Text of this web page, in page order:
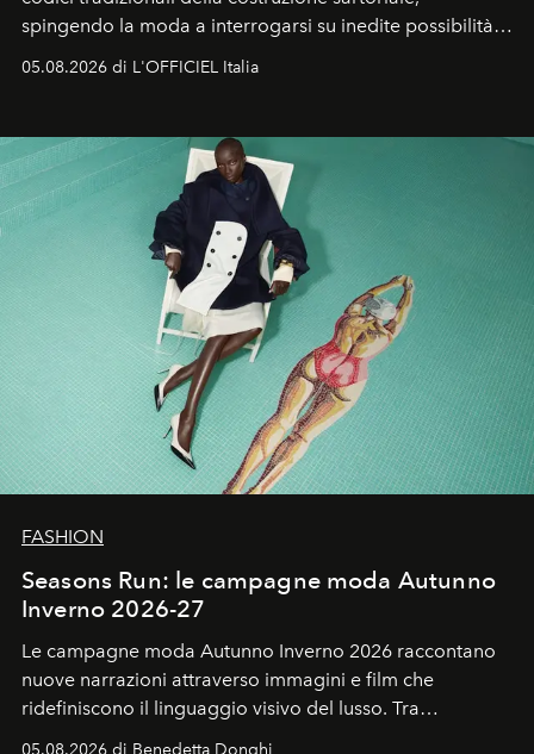
spingendo la moda a interrogarsi su inedite possibilità
formali e a ridefinire il concetto stesso di silhouette.
un’impronta indelebile nella storia della moda.
05.08.2026 di L'OFFICIEL Italia
FASHION
Seasons Run: le campagne moda Autunno
Inverno 2026-27
Le campagne moda Autunno Inverno 2026 raccontano
nuove narrazioni attraverso immagini e film che
ridefiniscono il linguaggio visivo del lusso. Tra
protagonisti del cinema, volti della cultura